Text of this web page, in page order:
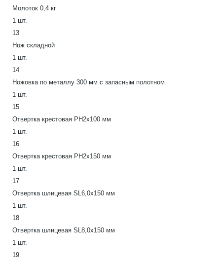
Молоток 0,4 кг
1 шт.
13
Нож складной
1 шт.
14
Ножовка по металлу 300 мм с запасным полотном
1 шт.
15
Отвертка крестовая PH2x100 мм
1 шт.
16
Отвертка крестовая PH2x150 мм
1 шт.
17
Отвертка шлицевая SL6,0x150 мм
1 шт.
18
Отвертка шлицевая SL8,0x150 мм
1 шт.
19